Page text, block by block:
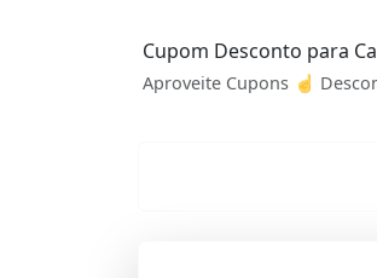
Cupom Desconto para
Aproveite Cupons ☝